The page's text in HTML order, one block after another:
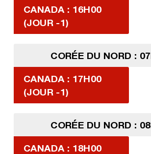
CANADA : 16H00
(JOUR -1)
CORÉE DU NORD :
CANADA : 17H00
(JOUR -1)
CORÉE DU NORD :
CANADA : 18H00